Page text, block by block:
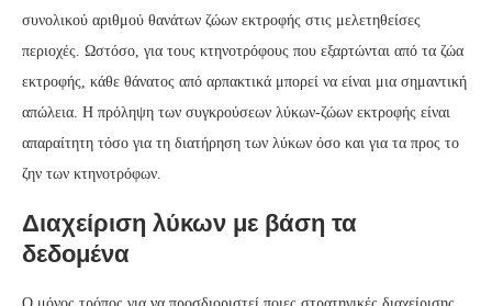
συνολικού αριθμού θανάτων ζώων εκτροφής στις μελετηθείσες
περιοχές. Ωστόσο, για τους κτηνοτρόφους που εξαρτώνται από τα ζώα
εκτροφής, κάθε θάνατος από αρπακτικά μπορεί να είναι μια σημαντική
απώλεια. Η πρόληψη των συγκρούσεων λύκων-ζώων εκτροφής είναι
απαραίτητη τόσο για τη διατήρηση των λύκων όσο και για τα προς το
ζην των κτηνοτρόφων.
Διαχείριση λύκων με βάση τα
δεδομένα